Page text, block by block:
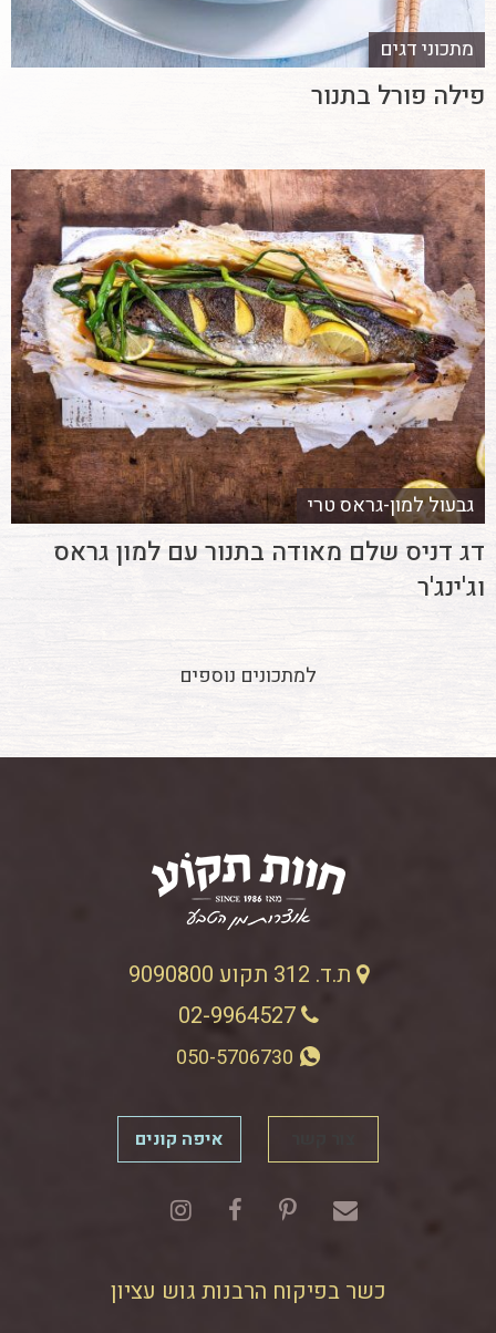
מתכוני דגים
פילה פורל בתנור
גבעול למון-גראס טרי
דג דניס שלם מאודה בתנור עם למון גראס
וג'ינג'ר
למתכונים נוספים
ת.ד. 312 תקוע 9090800
02-9964527
איפה קונים
כשר בפיקוח הרבנות גוש עציון